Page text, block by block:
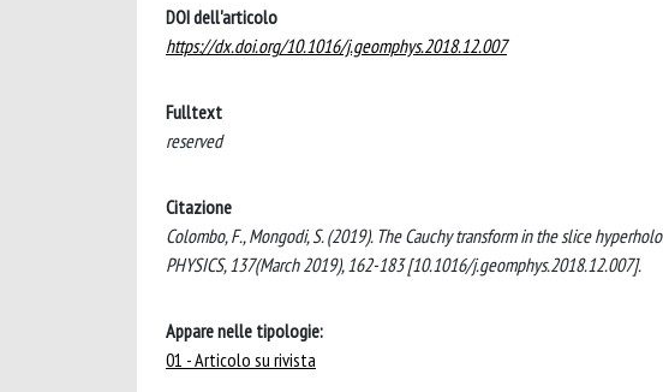
DOI dell'articolo
https://dx.doi.org/10.1016/j.geomphys.2018.12.007
Fulltext
reserved
Citazione
Colombo, F., Mongodi, S. (2019). The Cauchy transform in the slice
PHYSICS, 137(March 2019), 162-183 [10.1016/j.geomphys.2018.12.007].
Appare nelle tipologie:
01 - Articolo su rivista